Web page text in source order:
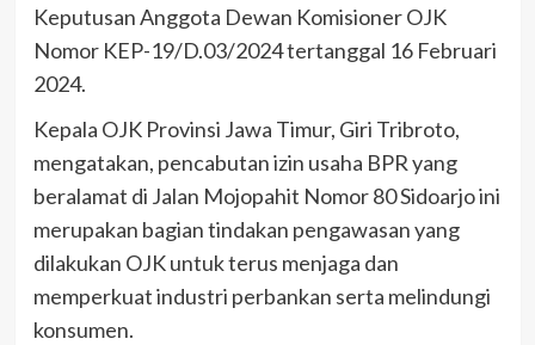
Keputusan Anggota Dewan Komisioner OJK
Nomor KEP-19/D.03/2024 tertanggal 16 Februari
2024.
Kepala OJK Provinsi Jawa Timur, Giri Tribroto,
mengatakan, pencabutan izin usaha BPR yang
beralamat di Jalan Mojopahit Nomor 80 Sidoarjo ini
merupakan bagian tindakan pengawasan yang
dilakukan OJK untuk terus menjaga dan
memperkuat industri perbankan serta melindungi
konsumen.